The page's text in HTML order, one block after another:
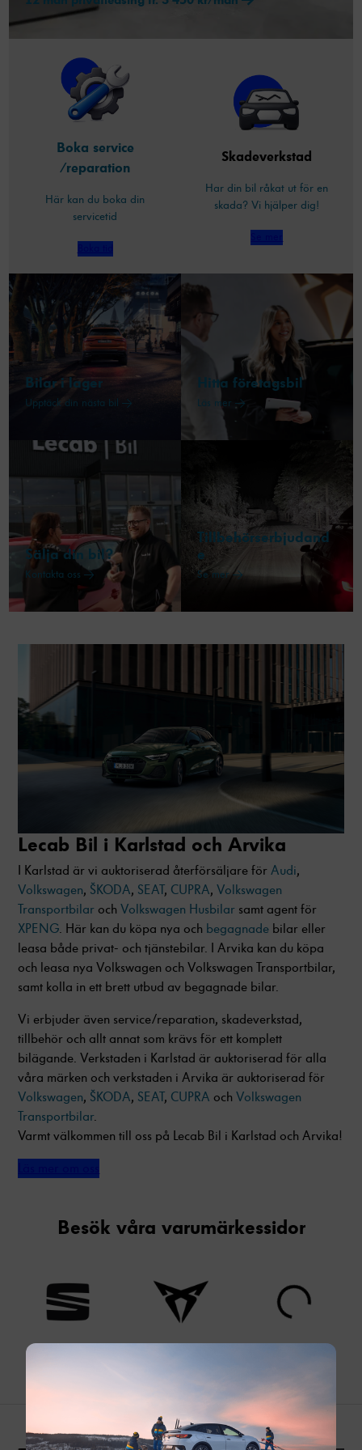
Boka service
/reparation
Här kan du boka din
servicetid
Skadeverkstad
Har din bil råkat ut för en
skada? Vi hjälper dig!
Bilar i lager
Upptäck din nästa bil →
Hitta företagsbil
Läs mer →
Sälja din bil?
Kontakta oss →
Tillbehörserbjudand
e
Se mer →
Lecab Bil i Karlstad och Arvika
I Karlstad är vi auktoriserad återförsäljare förAudi,
Volkswagen, ŠKODA, SEAT, CUPRA,Volkswagen
Transportbilar ochVolkswagen Husbilar samt agent för
XPENG. Här kan du köpa nya och begagnade bilar eller
leasa både privat- och tjänstebilar. I Arvika kan du köpa
och leasa nya Volkswagen och Volkswagen Transportbilar,
samt kolla in ett brett utbud av begagnade bilar.
Vi erbjuder även service/reparation, skadeverkstad,
tillbehör och allt annat som krävs för ett komplett
bilägande. Verkstaden i Karlstad är auktoriserad för alla
våra märken och verkstaden i Arvika är auktoriserad för
Volkswagen, ŠKODA, SEAT, CUPRA ochVolkswagen
Transportbilar.
Varmt välkommen till oss på Lecab Bil i Karlstad och Arvika!
Besök våra varumärkessidor
Marknadsföring
Genom att dela
med dig av dina
intressen och ditt
beteende när du
surfar ökar du
chansen att få se
personligt
anpassat innehåll